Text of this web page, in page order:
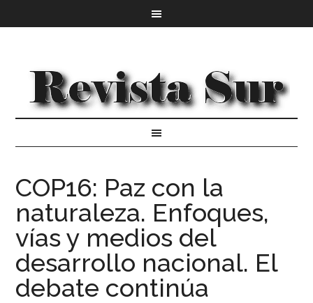
COP16: Paz con la
naturaleza. Enfoques,
vías y medios del
desarrollo nacional. El
debate continúa